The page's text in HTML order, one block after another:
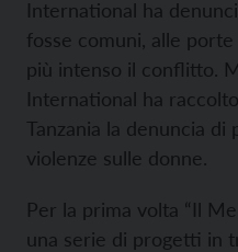
International ha
fosse comuni, alle
più intenso il conflitto.
International ha
Tanzania la denuncia di
violenze sulle donne.
Per la prima volta “Il
una serie di progetti in